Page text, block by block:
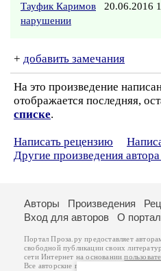
Тауфик Каримов 20.06.2016
нарушении
+ добавить замечания
На это произведение
отображается последняя,
списке.
Написать рецензию
Другие произведения
Авторы Произведения
Вход для авторов
О
Портал Проза.ру предоставляет
свободной публикации своих
сети Интернет на основании
Все авторские права на произведения